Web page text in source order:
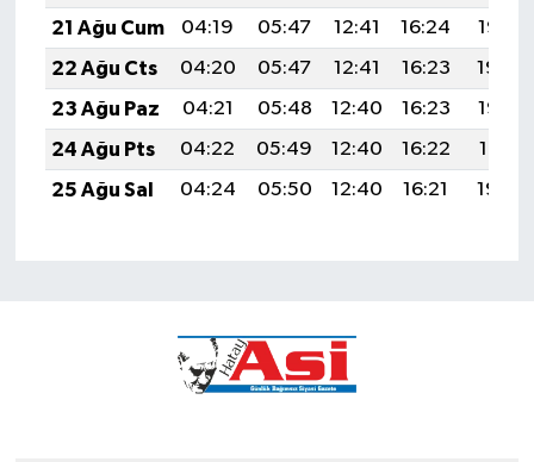
21 Ağu Cum
04:19 05:47 12:41 16:24
19:25
22 Ağu Cts
04:20 05:47 12:41 16:23
19:24
23 Ağu Paz
04:21 05:48 12:40 16:23
19:23
24 Ağu Pts
04:22 05:49 12:40 16:22
19:21
25 Ağu Sal
04:24 05:50 12:40 16:21 19:20